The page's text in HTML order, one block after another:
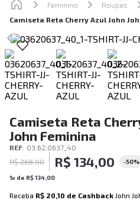
Feminino Roupas
Camiseta Reta
John Feminina
REF: 03.62.0637_40
R$ 268,00 R$ 134,00 -50%
1x de R$134 00
Receba R$ 20,10 de Cashback John